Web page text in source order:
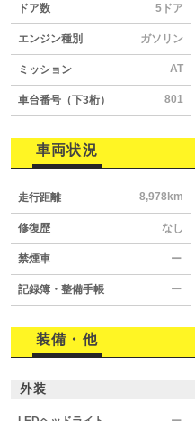
ドア数 5ドア
エンジン種別 ガソリン
ミッション AT
車台番号（下3桁） 801
車両状況
走行距離 8,978km
修復歴 なし
禁煙車 ー
記録簿・整備手帳 ー
装備・他
外装